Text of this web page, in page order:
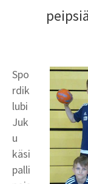
Spo
rdik
lubi
Juk
u
käsi
palli